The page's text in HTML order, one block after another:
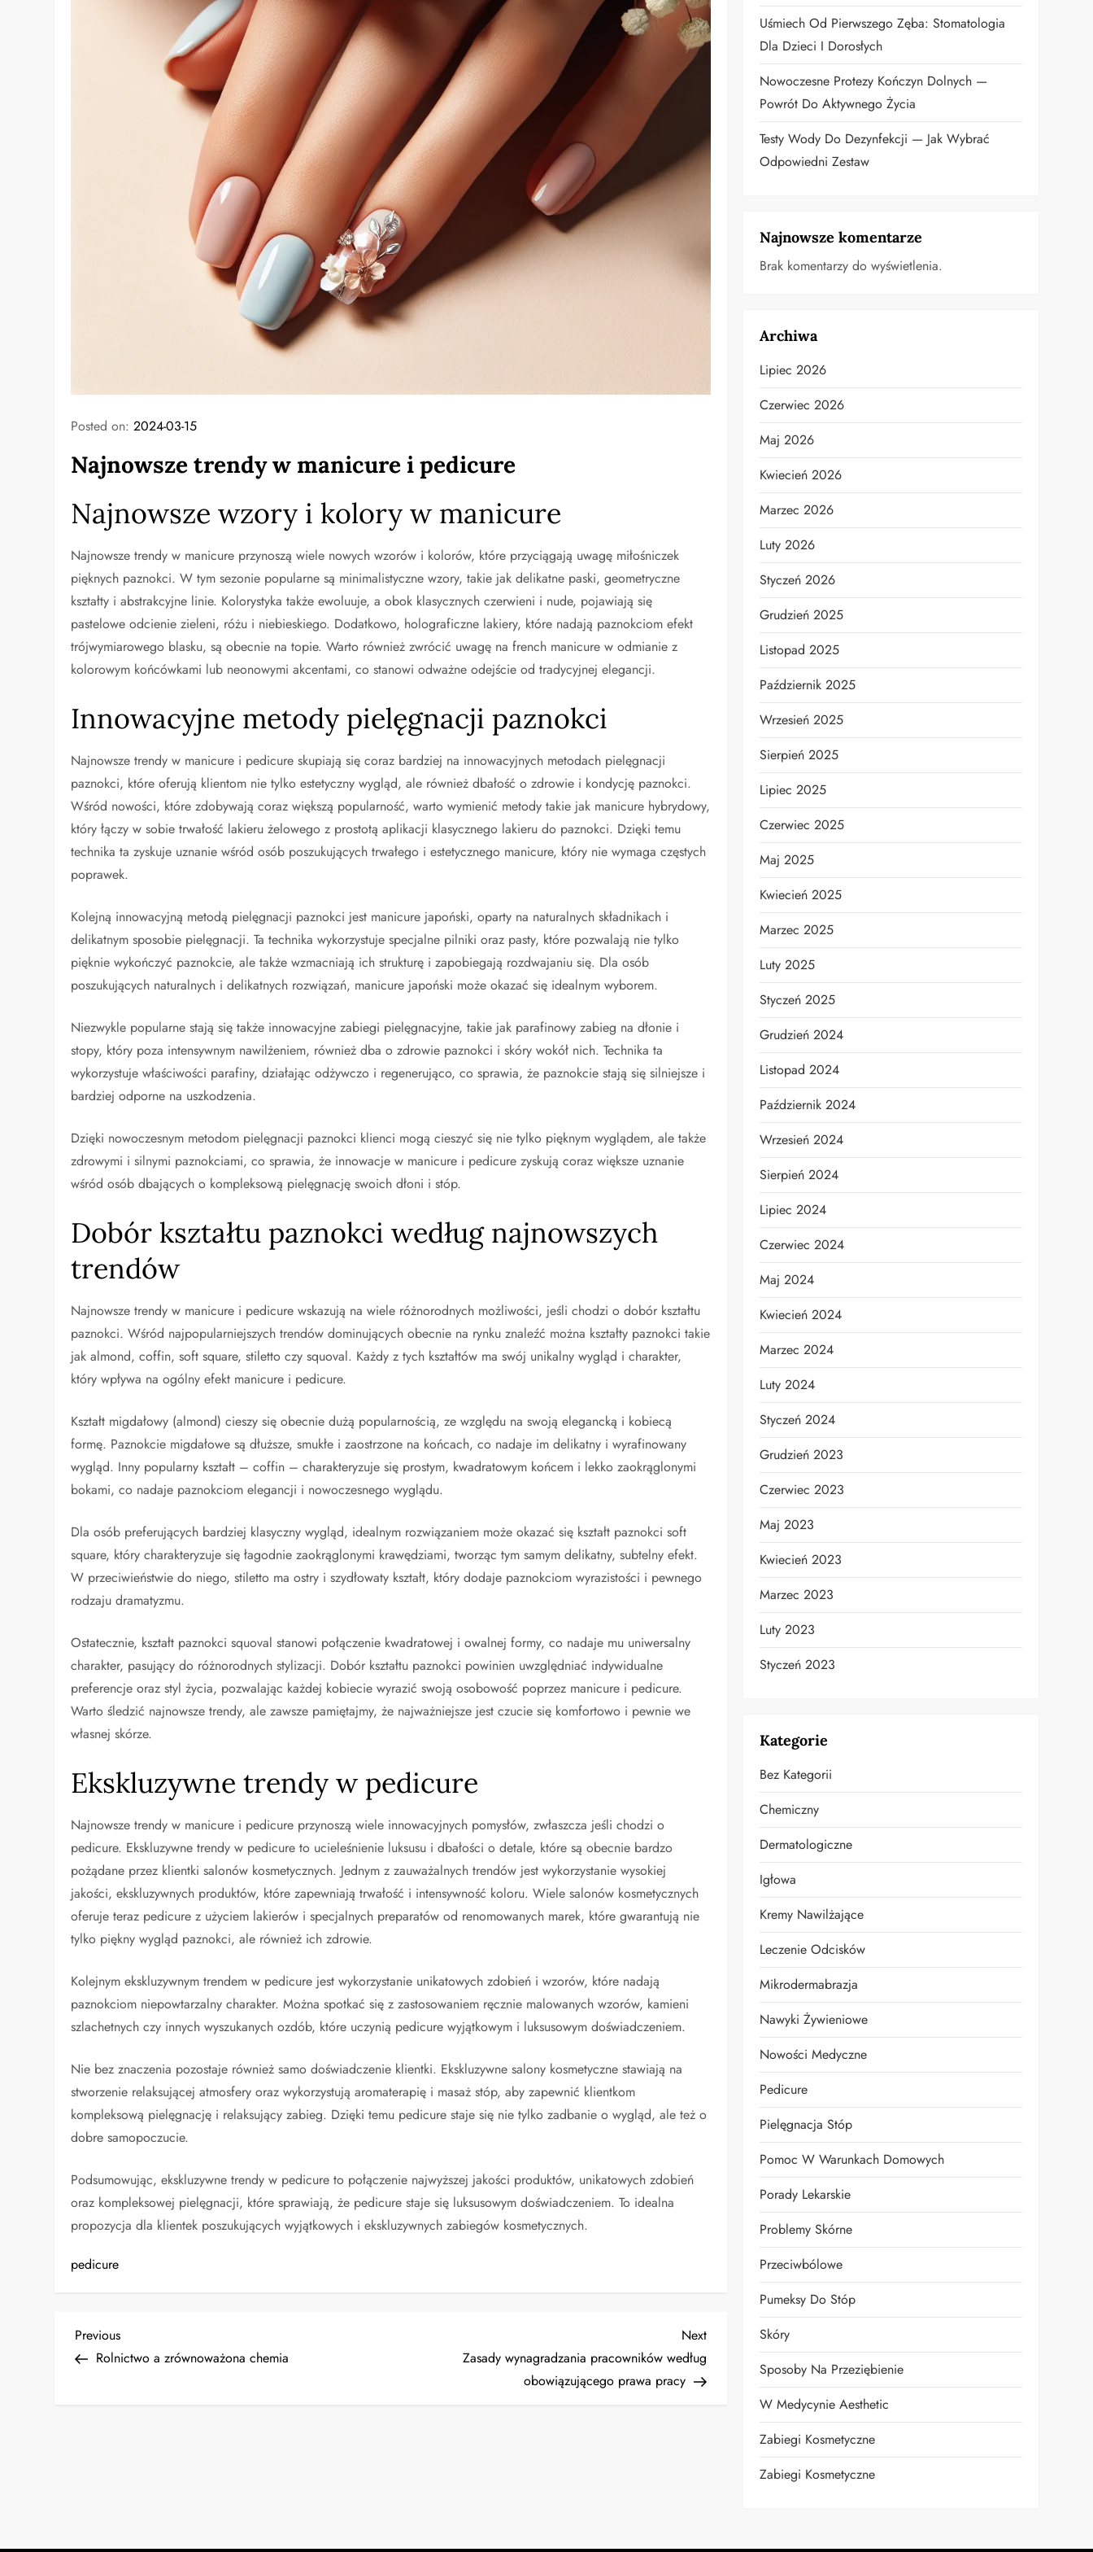
Posted on:2024-03-15
Najnowsze trendy w manicure i pedicure
Najnowsze wzory i kolory w manicure
Najnowsze trendy w manicure przynoszą wiele nowych wzorów i kolorów, które przyciągają uwagę miłośniczek
pięknych paznokci. W tym sezonie popularne są minimalistyczne wzory, takie jak delikatne paski, geometryczne
kształty i abstrakcyjne linie. Kolorystyka także ewoluuje, a obok klasycznych czerwieni i nude, pojawiają się
pastelowe odcienie zieleni, różu i niebieskiego. Dodatkowo, holograficzne lakiery, które nadają paznokciom efekt
trójwymiarowego blasku, są obecnie na topie. Warto również zwrócić uwagę na french manicure w odmianie z
kolorowym końcówkami lub neonowymi akcentami, co stanowi odważne odejście od tradycyjnej elegancji.
Innowacyjne metody pielęgnacji paznokci
Najnowsze trendy w manicure i pedicure skupiają się coraz bardziej na innowacyjnych metodach pielęgnacji
paznokci, które oferują klientom nie tylko estetyczny wygląd, ale również dbałość o zdrowie i kondycję paznokci.
Wśród nowości, które zdobywają coraz większą popularność, warto wymienić metody takie jak manicure hybrydowy,
który łączy w sobie trwałość lakieru żelowego z prostotą aplikacji klasycznego lakieru do paznokci. Dzięki temu
technika ta zyskuje uznanie wśród osób poszukujących trwałego i estetycznego manicure, który nie wymaga częstych
poprawek.
Kolejną innowacyjną metodą pielęgnacji paznokci jest manicure japoński, oparty na naturalnych składnikach i
delikatnym sposobie pielęgnacji. Ta technika wykorzystuje specjalne pilniki oraz pasty, które pozwalają nie tylko
pięknie wykończyć paznokcie, ale także wzmacniają ich strukturę i zapobiegają rozdwajaniu się. Dla osób
poszukujących naturalnych i delikatnych rozwiązań, manicure japoński może okazać się idealnym wyborem.
Niezwykle popularne stają się także innowacyjne zabiegi pielęgnacyjne, takie jak parafinowy zabieg na dłonie i
stopy, który poza intensywnym nawilżeniem, również dba o zdrowie paznokci i skóry wokół nich. Technika ta
wykorzystuje właściwości parafiny, działając odżywczo i regenerująco, co sprawia, że paznokcie stają się silniejsze i
bardziej odporne na uszkodzenia.
Dzięki nowoczesnym metodom pielęgnacji paznokci klienci mogą cieszyć się nie tylko pięknym wyglądem, ale także
zdrowymi i silnymi paznokciami, co sprawia, że innowacje w manicure i pedicure zyskują coraz większe uznanie
wśród osób dbających o kompleksową pielęgnację swoich dłoni i stóp.
Dobór kształtu paznokci według najnowszych
trendów
Najnowsze trendy w manicure i pedicure wskazują na wiele różnorodnych możliwości, jeśli chodzi o dobór kształtu
paznokci. Wśród najpopularniejszych trendów dominujących obecnie na rynku znaleźć można kształty paznokci takie
jak almond, coffin, soft square, stiletto czy squoval. Każdy z tych kształtów ma swój unikalny wygląd i charakter,
który wpływa na ogólny efekt manicure i pedicure.
Kształt migdałowy (almond) cieszy się obecnie dużą popularnością, ze względu na swoją elegancką i kobiecą
formę. Paznokcie migdałowe są dłuższe, smukłe i zaostrzone na końcach, co nadaje im delikatny i wyrafinowany
wygląd. Inny popularny kształt – coffin – charakteryzuje się prostym, kwadratowym końcem i lekko zaokrąglonymi
bokami, co nadaje paznokciom elegancji i nowoczesnego wyglądu.
Dla osób preferujących bardziej klasyczny wygląd, idealnym rozwiązaniem może okazać się kształt paznokci soft
square, który charakteryzuje się łagodnie zaokrąglonymi krawędziami, tworząc tym samym delikatny, subtelny efekt.
W przeciwieństwie do niego, stiletto ma ostry i szydłowaty kształt, który dodaje paznokciom wyrazistości i pewnego
rodzaju dramatyzmu.
Ostatecznie, kształt paznokci squoval stanowi połączenie kwadratowej i owalnej formy, co nadaje mu uniwersalny
charakter, pasujący do różnorodnych stylizacji. Dobór kształtu paznokci powinien uwzględniać indywidualne
preferencje oraz styl życia, pozwalając każdej kobiecie wyrazić swoją osobowość poprzez manicure i pedicure.
Warto śledzić najnowsze trendy, ale zawsze pamiętajmy, że najważniejsze jest czucie się komfortowo i pewnie we
własnej skórze.
Ekskluzywne trendy w pedicure
Najnowsze trendy w manicure i pedicure przynoszą wiele innowacyjnych pomysłów, zwłaszcza jeśli chodzi o
pedicure. Ekskluzywne trendy w pedicure to ucieleśnienie luksusu i dbałości o detale, które są obecnie bardzo
pożądane przez klientki salonów kosmetycznych. Jednym z zauważalnych trendów jest wykorzystanie wysokiej
jakości, ekskluzywnych produktów, które zapewniają trwałość i intensywność koloru. Wiele salonów kosmetycznych
oferuje teraz pedicure z użyciem lakierów i specjalnych preparatów od renomowanych marek, które gwarantują nie
tylko piękny wygląd paznokci, ale również ich zdrowie.
Kolejnym ekskluzywnym trendem w pedicure jest wykorzystanie unikatowych zdobień i wzorów, które nadają
paznokciom niepowtarzalny charakter. Można spotkać się z zastosowaniem ręcznie malowanych wzorów, kamieni
szlachetnych czy innych wyszukanych ozdób, które uczynią pedicure wyjątkowym i luksusowym doświadczeniem.
Nie bez znaczenia pozostaje również samo doświadczenie klientki. Ekskluzywne salony kosmetyczne stawiają na
stworzenie relaksującej atmosfery oraz wykorzystują aromaterapię i masaż stóp, aby zapewnić klientkom
kompleksową pielęgnację i relaksujący zabieg. Dzięki temu pedicure staje się nie tylko zadbanie o wygląd, ale też o
dobre samopoczucie.
Podsumowując, ekskluzywne trendy w pedicure to połączenie najwyższej jakości produktów, unikatowych zdobień
oraz kompleksowej pielęgnacji, które sprawiają, że pedicure staje się luksusowym doświadczeniem. To idealna
propozycja dla klientek poszukujących wyjątkowych i ekskluzywnych zabiegów kosmetycznych.
pedicure
N
Previous
Post
Previous
Rolnictwo a zrównoważona chemia
Next
Post
Next
Zasady wynagradzania pracowników według
obowiązującego prawa pracy
Uśmiech Od Pierwszego Zęba: Stomatologia
Dla Dzieci I Dorosłych
Nowoczesne Protezy Kończyn Dolnych —
Powrót Do Aktywnego Życia
Testy Wody Do Dezynfekcji — Jak Wybrać
Odpowiedni Zestaw
Najnowsze komentarze
Brak komentarzy do wyświetlenia.
Archiwa
Lipiec 2026
Czerwiec 2026
Maj 2026
Kwiecień 2026
Marzec 2026
Luty 2026
Styczeń 2026
Grudzień 2025
Listopad 2025
Październik 2025
Wrzesień 2025
Sierpień 2025
Lipiec 2025
Czerwiec 2025
Maj 2025
Kwiecień 2025
Marzec 2025
Luty 2025
Styczeń 2025
Grudzień 2024
Listopad 2024
Październik 2024
Wrzesień 2024
Sierpień 2024
Lipiec 2024
Czerwiec 2024
Maj 2024
Kwiecień 2024
Marzec 2024
Luty 2024
Styczeń 2024
Grudzień 2023
Czerwiec 2023
Maj 2023
Kwiecień 2023
Marzec 2023
Luty 2023
Styczeń 2023
Kategorie
Bez Kategorii
Chemiczny
Dermatologiczne
Igłowa
Kremy Nawilżające
Leczenie Odcisków
Mikrodermabrazja
Nawyki Żywieniowe
Nowości Medyczne
Pedicure
Pielęgnacja Stóp
Pomoc W Warunkach Domowych
Porady Lekarskie
Problemy Skórne
Przeciwbólowe
Pumeksy Do Stóp
Skóry
Sposoby Na Przeziębienie
W Medycynie Aesthetic
Zabiegi Kosmetyczne
Zabiegi Kosmetyczne